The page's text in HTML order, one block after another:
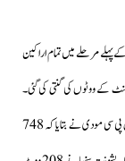
پہلے مرحلے میں تمام اراکین
کے ووٹوں کی گنتی کی گئی۔
انتخابات کے لیے مقرر کردہ ریٹرننگ آفیسر اور راجیہ سبھا کے سکریٹری جنرل پی سی مودی نے بتایا کہ 748